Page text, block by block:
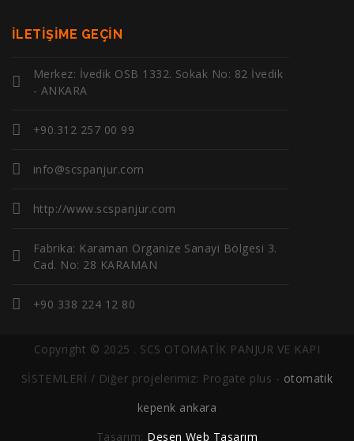
İLETIŞIME GEÇIN
Merkez: İvedik OSB 1332. Sokak No: 82 İvedik
- ANKARA
+90.312 257 00 99
info@scspanjur.com
http://www.scspanjur.com
Fabrika: Karaman Organize Sanayi Bölgesi 3.
Cad. No: 28 KARAMAN
+90 338 224 12 80
Copyright © 2025 . SCS OTOMATİK PANJUR VE KAPI
SİSTEMLERİ / Diğer projelerimiz: Progate plus - otomatik
kepenk ankara
Tasarım: Desen Web Tasarım